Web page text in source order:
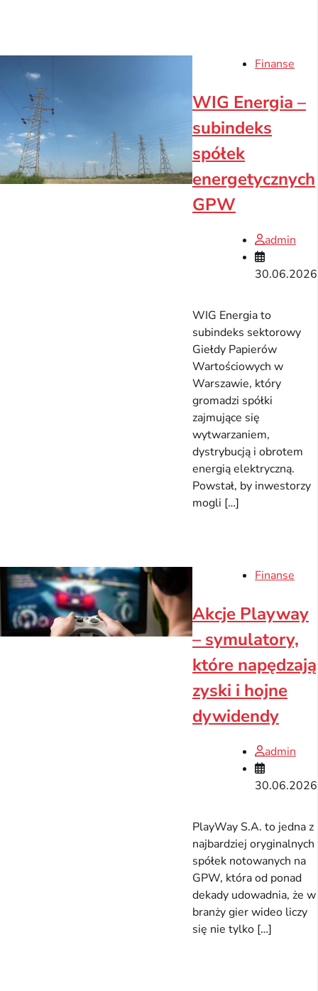
Finanse
WIG Energia –
subindeks
spółek
energetycznych
GPW
admin
30.06.2026
WIG Energia to
subindeks sektorowy
Giełdy Papierów
Wartościowych w
Warszawie, który
gromadzi spółki
zajmujące się
wytwarzaniem,
dystrybucją i obrotem
energią elektryczną.
Powstał, by inwestorzy
mogli […]
Finanse
Akcje Playway
– symulatory,
które napędzają
zyski i hojne
dywidendy
admin
30.06.2026
PlayWay S.A. to jedna z
najbardziej oryginalnych
spółek notowanych na
GPW, która od ponad
dekady udowadnia, że w
branży gier wideo liczy
się nie tylko […]